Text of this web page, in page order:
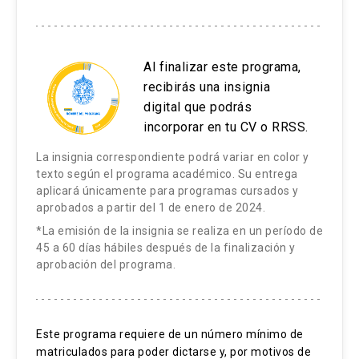
Gustavo Torres Riveros
Kinesiólogo Universidad Mayor, Magíster en
Terapia Manual Ortopédica, Universidad Andrés
Bello. Diplomado en Docencia Universitaria para
Profesionales de la Salud. Centro
Salud UC-Christus.Profesor Asistente, Carrera
Kinesiología, Facultad de Medicina UC.
Germán Bannen García-Huidobro
Kinesiólogo Pontificia Universidad Católica de
Adjunto, Carrera Kinesiología, Facultad de
Medicina UC.
Aproximación al paciente con dolor en miembro
fantasma.
Abordaje farmacológico y no farmacológico
Síndrome de Opérculo torácico
Definición y presentación clínica, diferentes tipos.
Aproximación al paciente con Síndrome de
interdisciplinario e intervencional.
Al finalizar este programa,
recibirás una insignia
digital que podrás
incorporar en tu CV o RRSS.
La insignia correspondiente podrá variar en color y
texto según el programa académico. Su entrega
aplicará únicamente para programas cursados y
aprobados a partir del 1 de enero de 2024.
*La emisión de la insignia se realiza en un período de
45 a 60 días hábiles después de la finalización y
aprobación del programa.
Este programa requiere de un número mínimo de
matriculados para poder dictarse y, por motivos de